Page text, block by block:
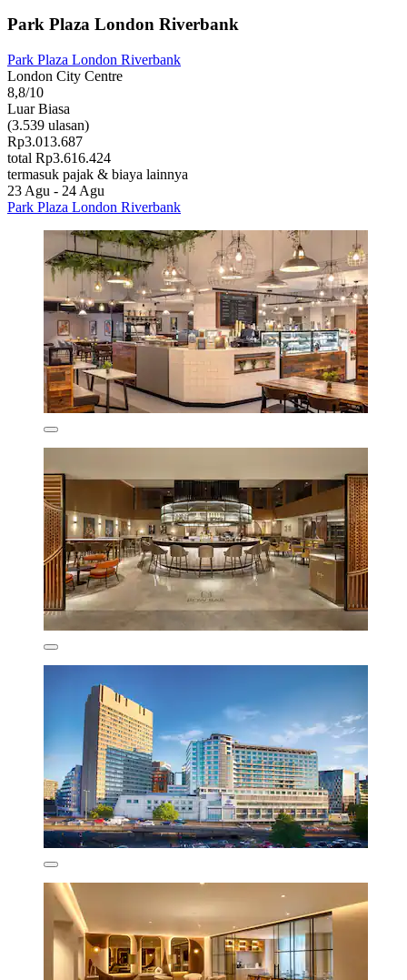
Park Plaza London Riverbank
Park Plaza London Riverbank
London City Centre
8,8/10
Luar Biasa
(3.539 ulasan)
Rp3.013.687
total Rp3.616.424
termasuk pajak & biaya lainnya
23 Agu - 24 Agu
Park Plaza London Riverbank